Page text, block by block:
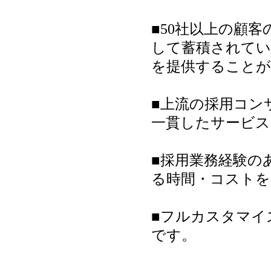
■50社以上の顧客
して蓄積されて
を提供すること
■上流の採用コン
一貫したサービ
■採用業務経験の
る時間・コスト
■フルカスタマイ
です。